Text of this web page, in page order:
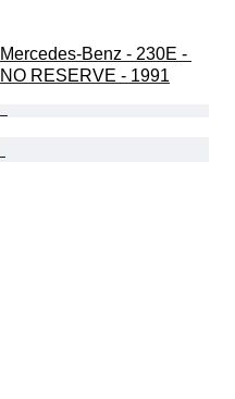
Mercedes-Benz - 230E -
NO RESERVE - 1991